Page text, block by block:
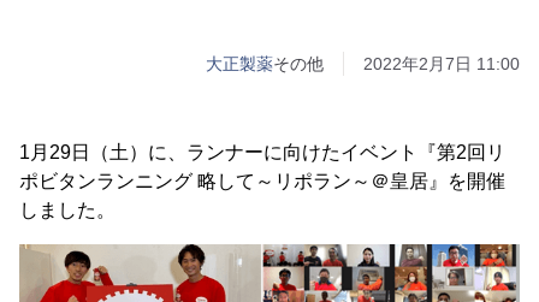
大正製薬その他 2022年2月7日 11:00
1月29日（土）に、ランナーに向けたイベント『第2回リ
ポビタンランニング 略して～リポラン～＠皇居』を開催
しました。